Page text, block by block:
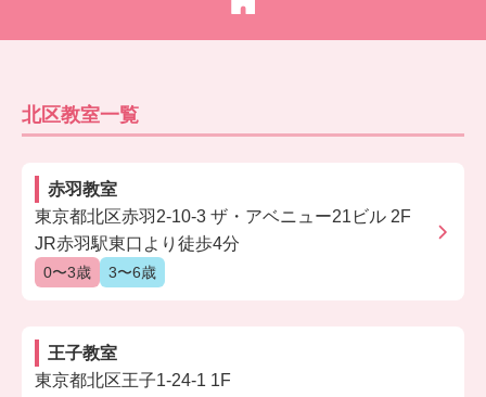
北区教室一覧
赤羽教室
東京都北区赤羽2-10-3 ザ・アベニュー21ビル 2F
JR赤羽駅東口より徒歩4分
0〜3歳 3〜6歳
王子教室
東京都北区王子1-24-1 1F